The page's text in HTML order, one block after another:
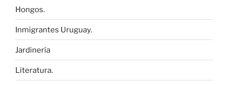
Hongos.
Inmigrantes Uruguay.
Jardinería
Literatura.